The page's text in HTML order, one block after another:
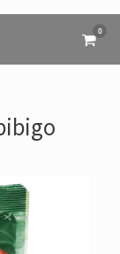
Ver
el
0